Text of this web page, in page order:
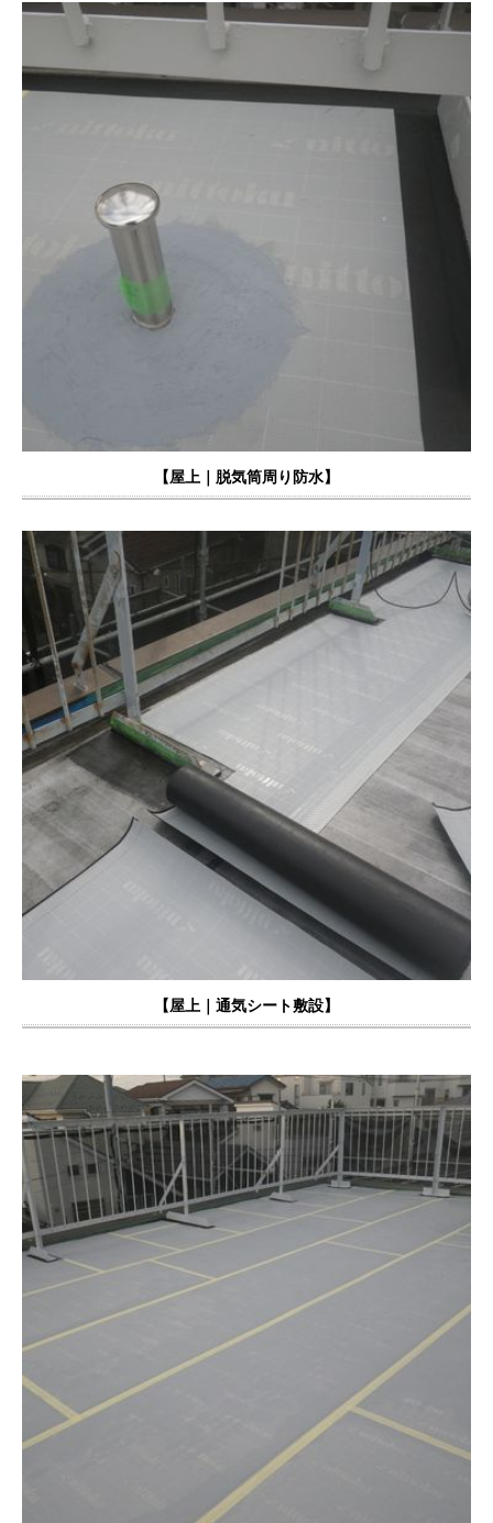
【屋上｜ 脱気筒周り防水】
【屋上｜ 通気シート敷設】